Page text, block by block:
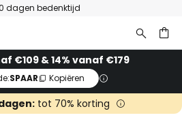
dagen bedenktijd
€109 & 14% vanaf €179
SPAAR Kopiëren
tot 70% korting